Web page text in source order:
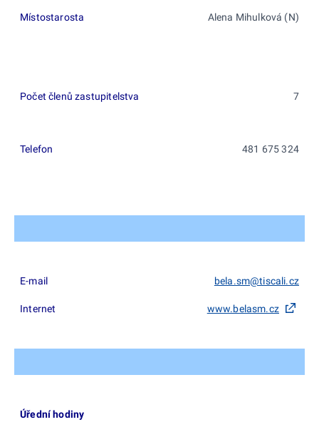
Místostarosta Alena Mihulková (N)
Počet členů zastupitelstva 7
Telefon 481 675 324
E-mail bela.sm@tiscali.cz
Internet www.belasm.cz
Úřední hodiny